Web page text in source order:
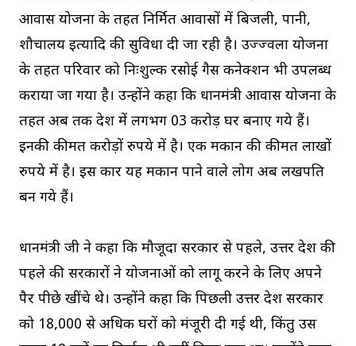
आवास योजना के तहत निर्मित आवासों में बिजली, पानी,
शौचालय इत्यादि की सुविधा दी जा रही है। उज्ज्वला योजना
के तहत परिवार को निःशुल्क रसोई गैस कनेक्शन भी उपलब्ध
कराया जा गया है। उन्होंने कहा कि प्रधानमंत्री आवास योजना के
तहत अब तक देश में लगभग 03 करोड़ घर बनाए गये हैं।
इनकी कीमत करोड़ों रुपये में है। एक मकान की कीमत लाखों
रुपये में है। इस प्रकार यह मकान पाने वाले लोग अब लखपति
बन गये हैं।
प्रधानमंत्री जी ने कहा कि मौजूदा सरकार से पहले, उत्तर प्रदेश की
पहले की सरकारों ने योजनाओं को लागू करने के लिए अपने
पैर पीछे खींचे थे। उन्होंने कहा कि पिछली उत्तर प्रदेश सरकार
को 18,000 से अधिक घरों को मंजूरी दी गई थी, किंतु उस